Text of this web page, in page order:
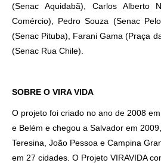
Como
(Senac Aquidabã), Carlos Alberto
Comércio), Pedro Souza (Senac
(Senac Pituba), Farani Gama (Praça
(Senac Rua Chile).
SOBRE O VIRA VIDA
O projeto foi criado no ano de 2008
e Belém e chegou a Salvador em
Teresina, João Pessoa e Campina
em 27 cidades. O Projeto VIRAVIDA